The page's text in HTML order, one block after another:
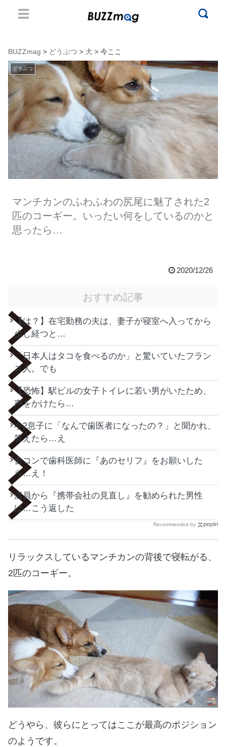
BUZZmag > どうぶつ > 犬 > 今ここ
どうぶつ
マンチカンのふわふわの尻尾に魅了された2
匹のコーギー。いったい何をしているのかと
思ったら…
2020/12/26
おすすめ記事
【は？】在宅勤務の夫は、妻子が寝室へ入ってから
少し経つと…
「日本人はタコを食べるのか」と驚いていたフラン
ス人。でも
【恐怖】駅ビルの女子トイレに若い男がいたため、
声をかけたら…
小2息子に「なんで歯医者になったの？」と聞かれ、
答えたら…え
合コンで歯科医師に『あのセリフ』をお願いした
ら…え！
店員から『携帯会社の見直し』を勧められた男性
は…こう返した
Recommended by
リラックスしているマンチカンの背後で寝転がる、
2匹のコーギー。
どうやら、彼らにとってはここが最高のポジション
のようです。